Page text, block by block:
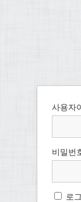
사용자
비밀번
로